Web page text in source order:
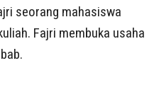
seorang mahasiswa
Fajri membuka usaha